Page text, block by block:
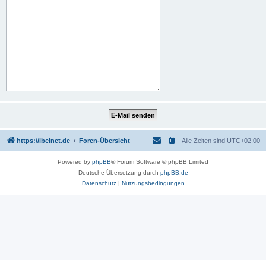
https://ibelnet.de Foren-Übersicht Alle Zeiten sind UTC+02:00
Powered by phpBB® Forum Software © phpBB Limited
Deutsche Übersetzung durch phpBB.de
Datenschutz| Nutzungsbedingungen